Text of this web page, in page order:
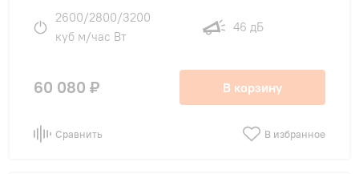
2600/2800/3200
куб м/час Вт
46 дБ
60 080 ₽ В корзину
Сравнить В избранное